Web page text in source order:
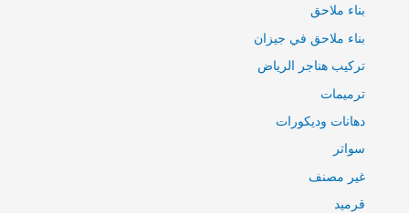
بناء ملاحق
بناء ملاحق في جيزان
تركيب هناجر الرياض
ترميمات
دهانات وديكورات
سواتر
غير مصنف
قرميد